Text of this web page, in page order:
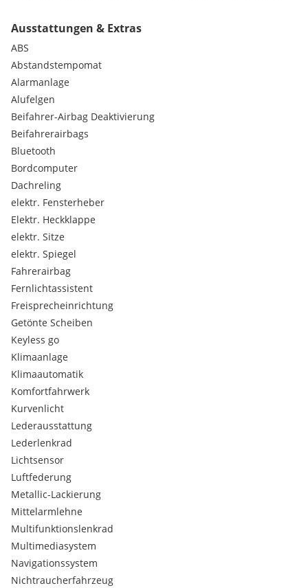
Ausstattungen & Extras
ABS
Abstandstempomat
Alarmanlage
Alufelgen
Beifahrer-Airbag Deaktivierung
Beifahrerairbags
Bluetooth
Bordcomputer
Dachreling
elektr. Fensterheber
Elektr. Heckklappe
elektr. Sitze
elektr. Spiegel
Fahrerairbag
Fernlichtassistent
Freisprecheinrichtung
Getönte Scheiben
Keyless go
Klimaanlage
Klimaautomatik
Komfortfahrwerk
Kurvenlicht
Lederausstattung
Lederlenkrad
Lichtsensor
Luftfederung
Metallic-Lackierung
Mittelarmlehne
Multifunktionslenkrad
Multimediasystem
Navigationssystem
Nichtraucherfahrzeug